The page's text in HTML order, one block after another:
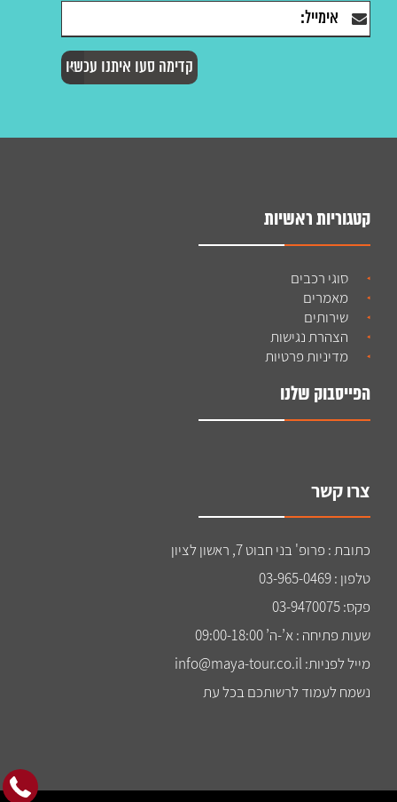
קטגוריות ראשיות
סוגי רכבים
מאמרים
שירותים
הצהרת נגישות
מדיניות פרטיות
הפייסבוק שלנו
צרו קשר
כתובת : פרופ' בני חבוט 7, ראשון לציון
טלפון : 03-965-0469
פקס: 03-9470075
שעות פתיחה : א’-ה’ 09:00-18:00
מייל לפניות: info@maya-tour.co.il
נשמח לעמוד לרשותכם בכל עת